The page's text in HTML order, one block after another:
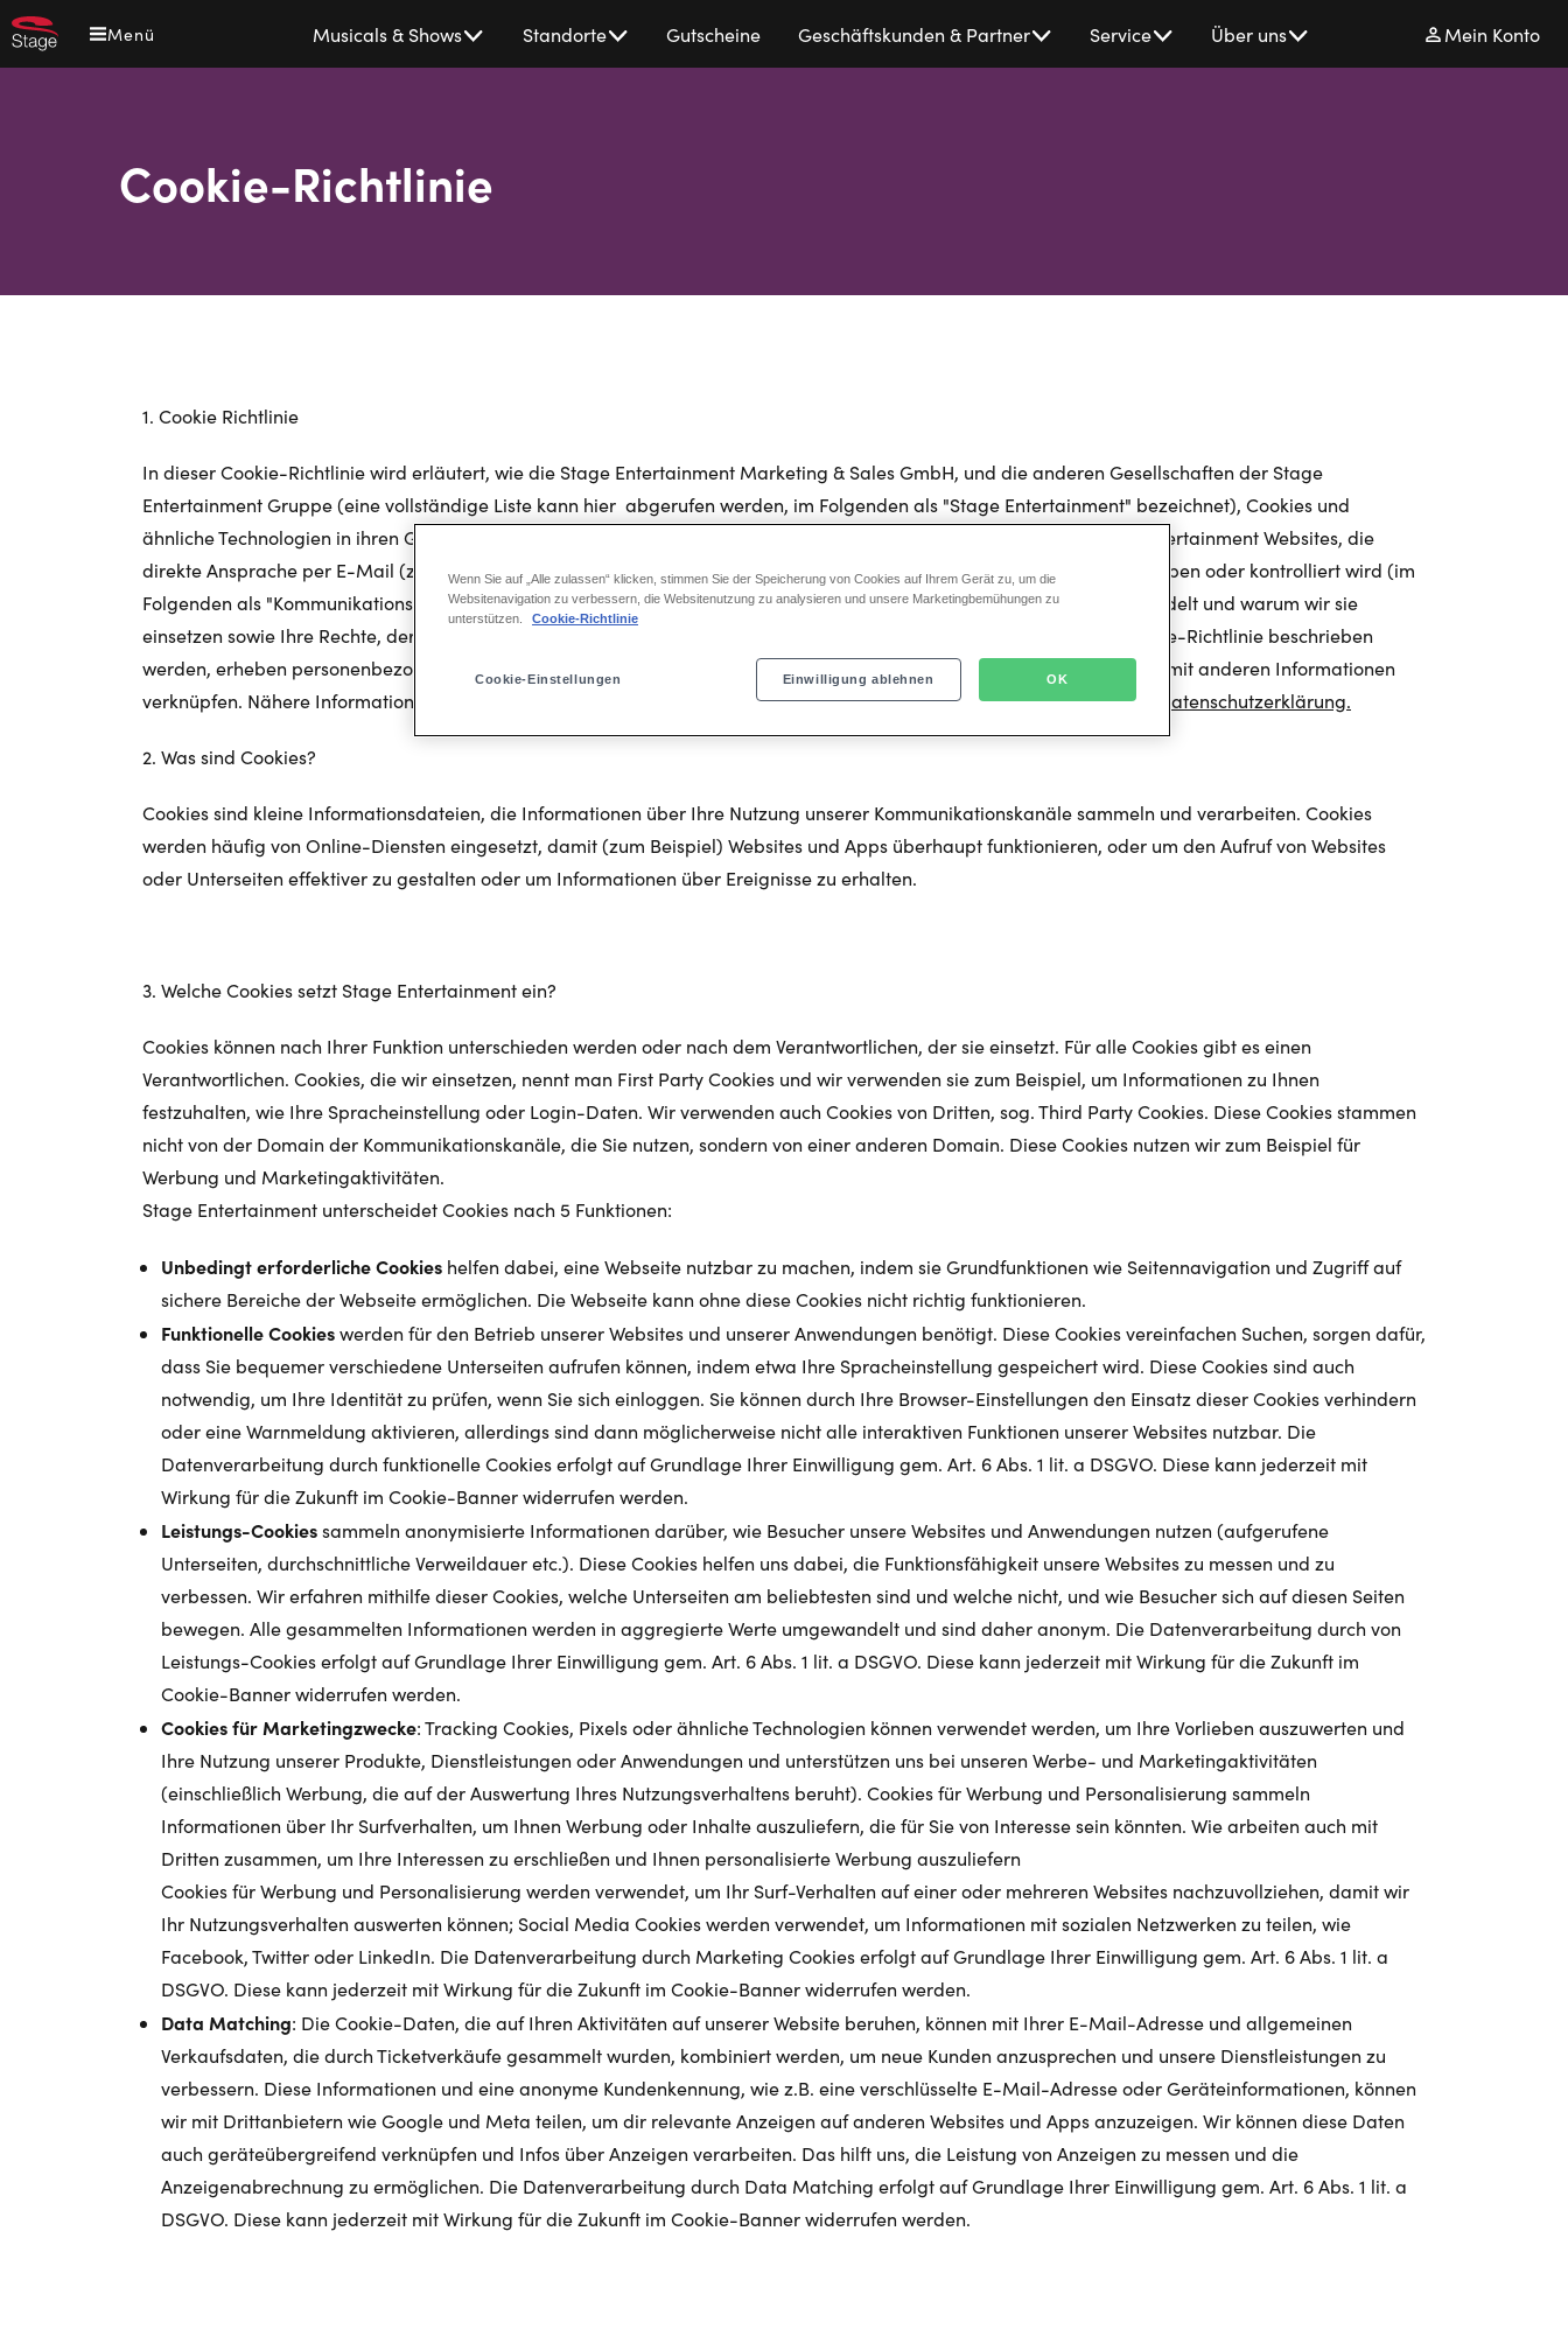
Direkt
zum
Menü
navigation
Musicals & Shows Standorte Gutscheine Geschäftskunden & Partner Service Über uns Mein Konto
Cookie-Richtlinie
1. Cookie Richtlinie
In dieser Cookie-Richtlinie wird erläutert, wie die Stage Entertainment Marketing & Sales GmbH, und die anderen Gesellschaften der Stage
Entertainment Gruppe (eine vollständige Liste kann hier abgerufen werden, im Folgenden als "Stage Entertainment" bezeichnet), Cookies und
ähnliche Technologien in ihren Geschäftsabläufen einsetzt. Davon umfasst ist auch der Einsatz von Cookies auf Stage Entertainment Websites, die
direkte Ansprache per E-Mail (z.B. Newsletter) oder jede Website oder mobile Anwendung, die uns gehört, von uns betrieben oder kontrolliert wird (im
Folgenden als "Kommunikationskanäle" bezeichnet). In dieser Richtlinie wird erklärt, um welche Technologien es sich handelt und warum wir sie
einsetzen sowie Ihre Rechte, deren Einsatz zu kontrollieren. Einige Cookies und ähnliche Technologien, die in dieser Cookie-Richtlinie beschrieben
werden, erheben personenbezogene Daten oder Informationen, die zu personenbezogenen Daten werden, wenn wir sie mit anderen Informationen
verknüpfen. Nähere Informationen darüber, wie wir personenbezogene Daten verarbeiten, entnehmen sie bitte unserer
Datenschutzerklärung.
2. Was sind Cookies?
Cookies sind kleine Informationsdateien, die Informationen über Ihre Nutzung unserer Kommunikationskanäle sammeln und verarbeiten. Cookies
werden häufig von Online-Diensten eingesetzt, damit (zum Beispiel) Websites und Apps überhaupt funktionieren, oder um den Aufruf von Websites
oder Unterseiten effektiver zu gestalten oder um Informationen über Ereignisse zu erhalten.
3. Welche Cookies setzt Stage Entertainment ein?
Cookies können nach Ihrer Funktion unterschieden werden oder nach dem Verantwortlichen, der sie einsetzt. Für alle Cookies gibt es einen
Verantwortlichen. Cookies, die wir einsetzen, nennt man First Party Cookies und wir verwenden sie zum Beispiel, um Informationen zu Ihnen
festzuhalten, wie Ihre Spracheinstellung oder Login-Daten. Wir verwenden auch Cookies von Dritten, sog. Third Party Cookies. Diese Cookies stammen
nicht von der Domain der Kommunikationskanäle, die Sie nutzen, sondern von einer anderen Domain. Diese Cookies nutzen wir zum Beispiel für
Werbung und Marketingaktivitäten.
Stage Entertainment unterscheidet Cookies nach 5 Funktionen:
Unbedingt erforderliche Cookies helfen dabei, eine Webseite nutzbar zu machen, indem sie Grundfunktionen wie Seitennavigation und Zugriff auf
sichere Bereiche der Webseite ermöglichen. Die Webseite kann ohne diese Cookies nicht richtig funktionieren.
Funktionelle Cookieswerden für den Betrieb unserer Websites und unserer Anwendungen benötigt. Diese Cookies vereinfachen Suchen, sorgen dafür,
dass Sie bequemer verschiedene Unterseiten aufrufen können, indem etwa Ihre Spracheinstellung gespeichert wird. Diese Cookies sind auch
notwendig, um Ihre Identität zu prüfen, wenn Sie sich einloggen. Sie können durch Ihre Browser-Einstellungen den Einsatz dieser Cookies verhindern
oder eine Warnmeldung aktivieren, allerdings sind dann möglicherweise nicht alle interaktiven Funktionen unserer Websites nutzbar. Die
Datenverarbeitung durch funktionelle Cookies erfolgt auf Grundlage Ihrer Einwilligung gem. Art. 6 Abs. 1 lit. a DSGVO. Diese kann jederzeit mit
Wirkung für die Zukunft im Cookie-Banner widerrufen werden.
Leistungs-Cookiessammeln anonymisierte Informationen darüber, wie Besucher unsere Websites und Anwendungen nutzen (aufgerufene
Unterseiten, durchschnittliche Verweildauer etc.). Diese Cookies helfen uns dabei, die Funktionsfähigkeit unsere Websites zu messen und zu
verbessen. Wir erfahren mithilfe dieser Cookies, welche Unterseiten am beliebtesten sind und welche nicht, und wie Besucher sich auf diesen Seiten
bewegen. Alle gesammelten Informationen werden in aggregierte Werte umgewandelt und sind daher anonym. Die Datenverarbeitung durch von
Leistungs-Cookies erfolgt auf Grundlage Ihrer Einwilligung gem. Art. 6 Abs. 1 lit. a DSGVO. Diese kann jederzeit mit Wirkung für die Zukunft im
Cookie-Banner widerrufen werden.
Cookies für Marketingzwecke: Tracking Cookies, Pixels oder ähnliche Technologien können verwendet werden, um Ihre Vorlieben auszuwerten und
Ihre Nutzung unserer Produkte, Dienstleistungen oder Anwendungen und unterstützen uns bei unseren Werbe- und Marketingaktivitäten
(einschließlich Werbung, die auf der Auswertung Ihres Nutzungsverhaltens beruht). Cookies für Werbung und Personalisierung sammeln
Informationen über Ihr Surfverhalten, um Ihnen Werbung oder Inhalte auszuliefern, die für Sie von Interesse sein könnten. Wie arbeiten auch mit
Dritten zusammen, um Ihre Interessen zu erschließen und Ihnen personalisierte Werbung auszuliefern
Cookies für Werbung und Personalisierung werden verwendet, um Ihr Surf-Verhalten auf einer oder mehreren Websites nachzuvollziehen, damit wir
Ihr Nutzungsverhalten auswerten können; Social Media Cookies werden verwendet, um Informationen mit sozialen Netzwerken zu teilen, wie
Facebook, Twitter oder LinkedIn. Die Datenverarbeitung durch Marketing Cookies erfolgt auf Grundlage Ihrer Einwilligung gem. Art. 6 Abs. 1 lit. a
DSGVO. Diese kann jederzeit mit Wirkung für die Zukunft im Cookie-Banner widerrufen werden.
Data Matching: Die Cookie-Daten, die auf Ihren Aktivitäten auf unserer Website beruhen, können mit Ihrer E-Mail-Adresse und allgemeinen
Verkaufsdaten, die durch Ticketverkäufe gesammelt wurden, kombiniert werden, um neue Kunden anzusprechen und unsere Dienstleistungen zu
verbessern. Diese Informationen und eine anonyme Kundenkennung, wie z.B. eine verschlüsselte E-Mail-Adresse oder Geräteinformationen, können
wir mit Drittanbietern wie Google und Meta teilen, um dir relevante Anzeigen auf anderen Websites und Apps anzuzeigen. Wir können diese Daten
auch geräteübergreifend verknüpfen und Infos über Anzeigen verarbeiten. Das hilft uns, die Leistung von Anzeigen zu messen und die
Anzeigenabrechnung zu ermöglichen. Die Datenverarbeitung durch Data Matching erfolgt auf Grundlage Ihrer Einwilligung gem. Art. 6 Abs. 1 lit. a
DSGVO. Diese kann jederzeit mit Wirkung für die Zukunft im Cookie-Banner widerrufen werden.
Wenn Sie auf „Alle zulassen“ klicken, stimmen Sie der Speicherung von Cookies auf Ihrem Gerät zu, um die
Websitenavigation zu verbessern, die Websitenutzung zu analysieren und unsere Marketingbemühungen zu
unterstützen.
Cookie-Richtlinie
Cookie-Einstellungen Einwilligung ablehnen OK